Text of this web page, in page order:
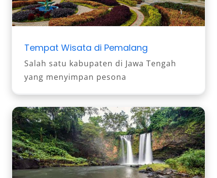
Tempat Wisata di Pemalang
Salah satu kabupaten di Jawa Tengah
yang menyimpan pesona